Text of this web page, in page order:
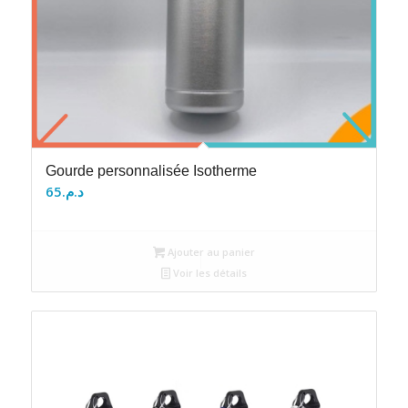
Gourde personnalisée Isotherme
د.م.65
Ajouter au panier
Voir les détails